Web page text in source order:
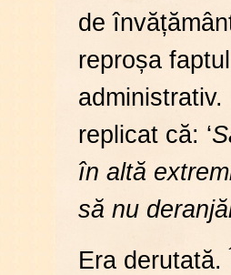
de
reproșa
replicat că: ‘
în altă
să nu
Era